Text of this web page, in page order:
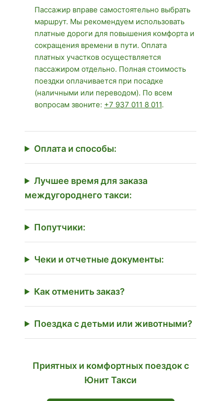
Пассажир вправе самостоятельно выбрать
маршрут. Мы рекомендуем использовать
платные дороги для повышения комфорта и
сокращения времени в пути. Оплата
платных участков осуществляется
пассажиром отдельно. Полная стоимость
поездки оплачивается при посадке
(наличными или переводом). По всем
вопросам звоните: +7 937 011 8 011.
Оплата и способы:
Лучшее время для заказа
междугороднего такси:
Попутчики:
Чеки и отчетные документы:
Как отменить заказ?
Поездка с детьми или животными?
Приятных и комфортных поездок с
Юнит Такси